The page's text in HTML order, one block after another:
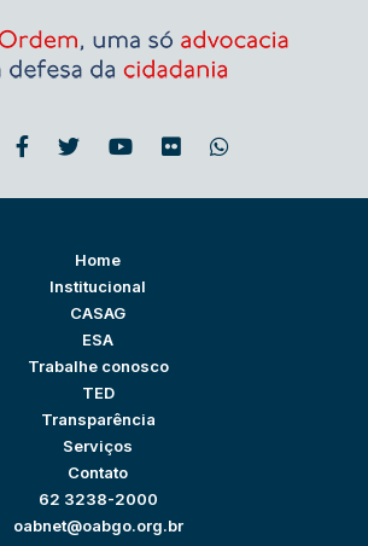
Home
Institucional
CASAG
ESA
Trabalhe conosco
TED
Transparência
Serviços
Contato
62 3238-2000
oabnet@oabgo.org.br